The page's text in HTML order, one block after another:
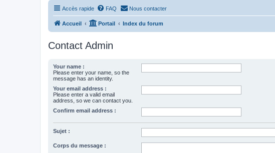
Accès rapide FAQ Nous contacter
Accueil Portail Index du forum
Contact Admin
Your name :
Please enter your name, so the
message has an identity.
Your email address :
Please enter a valid email
address, so we can contact you.
Confirm email address :
Sujet :
Corps du message :